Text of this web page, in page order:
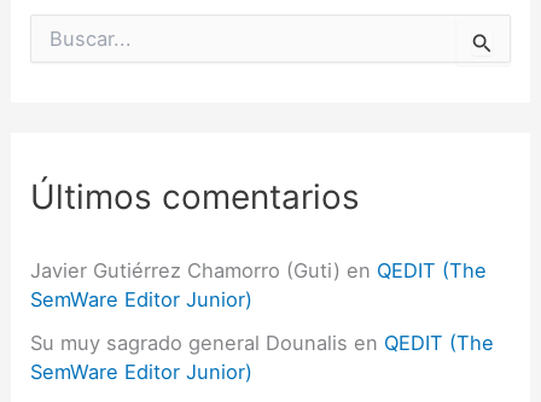
Últimos comentarios
Javier Gutiérrez Chamorro (Guti) en QEDIT (The
SemWare Editor Junior)
Su muy sagrado general Dounalis en QEDIT (The
SemWare Editor Junior)